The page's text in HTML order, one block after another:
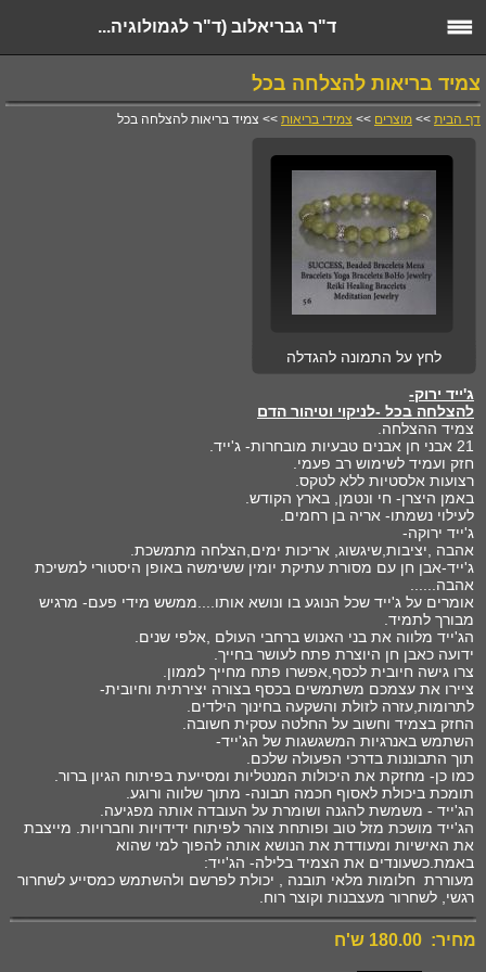
ד"ר גבריאלוב (ד"ר לגמולוגיה...
צמיד בריאות להצלחה בכל
דף הבית >> מוצרים >> צמידי בריאות >> צמיד בריאות להצלחה בכל
לחץ על התמונה להגדלה
ג'ייד ירוק-
להצלחה בכל -לניקוי וטיהור הדם
צמיד ההצלחה.
21 אבני חן אבנים טבעיות מובחרות- ג'ייד.
חזק ועמיד לשימוש רב פעמי.
רצועות אלסטיות ללא לטקס.
באמן היצרן- חי ונטמן, בארץ הקודש.
לעילוי נשמתו- אריה בן רחמים.
ג'ייד ירוקה-
אהבה ,יציבות,שיגשוג, אריכות ימים,הצלחה מתמשכת.
ג'ייד-אבן חן עם מסורת עתיקת יומין ששימשה באופן היסטורי למשיכת
אהבה......
אומרים על ג'ייד שכל הנוגע בו ונושא אותו....ממשש מידי פעם- מרגיש
מבורך לתמיד.
הג'ייד מלווה את בני האנוש ברחבי העולם ,אלפי שנים.
ידועה כאבן חן היוצרת פתח לעושר בחייך.
צרו גישה חיובית לכסף,אפשרו פתח מחייך לממון.
ציירו את עצמכם משתמשים בכסף בצורה יצירתית וחיובית-
לתרומות,עזרה לזולת והשקעה בחינוך הילדים.
החזק בצמיד וחשוב על החלטה עסקית חשובה.
השתמש באנרגיות המשגשגות של הג'ייד-
תוך התבוננות בדרכי הפעולה שלכם.
כמו כן- מחזקת את היכולות המנטליות ומסייעת בפיתוח הגיון ברור.
תומכת ביכולת לאסוף חכמה תבונה- מתוך שלווה ורוגע.
הג'ייד - משמשת להגנה ושומרת על העובדה אותה מפגיעה.
הג'ייד מושכת מזל טוב ופותחת צוהר לפיתוח ידידויות וחברויות. מייצבת
את האישיות ומעודדת את הנושא אותה להפוך למי שהוא
באמת.כשעונדים את הצמיד בלילה- הג'ייד:
מעוררת חלומות מלאי תובנה , יכולת לפרשם ולהשתמש כמסייע לשחרור
רגשי, לשחרור מעצבנות וקוצר רוח.
מחיר: 180.00 ש'ח